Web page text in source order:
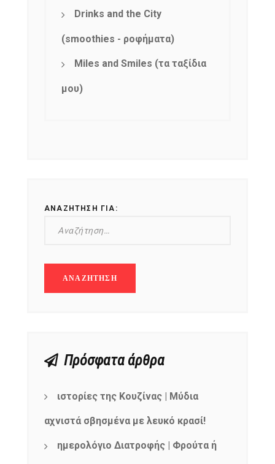
Drinks and the City
(smoothies - ροφήματα)
Miles and Smiles (τα ταξίδια
μου)
ΑΝΑΖΉΤΗΣΗ ΓΙΑ:
Πρόσφατα άρθρα
ιστορίες της Κουζίνας | Μύδια
αχνιστά σβησμένα με λευκό κρασί!
ημερολόγιο Διατροφής | Φρούτα ή